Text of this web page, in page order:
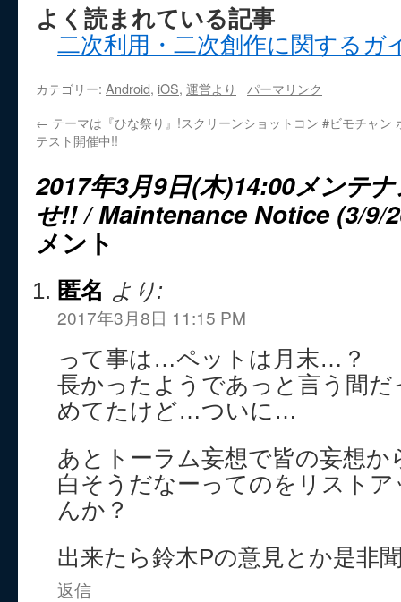
よく読まれている記事
二次利用・二次創作に関するガ
カテゴリー: Android, iOS, 運営より
パーマリンク
← テーマは『ひな祭り』!スクリーンショットコン
テスト開催中!!
#ビモチャン
2017年3月9日(木)14:00メンテ
せ!! / Maintenance Notice (3/9/
メント
匿名 より:
2017年3月8日 11:15 PM
って事は…ペットは月末…？
長かったようであっと言う間
めてたけど…ついに…
あとトーラム妄想で皆の妄想か
白そうだなーってのをリスト
んか？
出来たら鈴木Pの意見とか是非
返信